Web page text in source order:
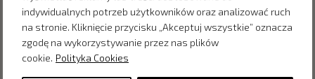
indywidualnych potrzeb użytkowników oraz analizować ruch
na stronie. Kliknięcie przycisku „Akceptuj wszystkie” oznacza
zgodę na wykorzystywanie przez nas plików
cookie. Polityka Cookies